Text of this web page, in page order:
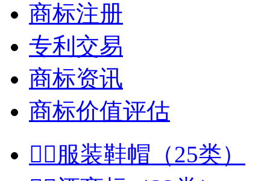
商标注册
专利交易
商标资讯
商标价值评估
服装鞋帽（25类）